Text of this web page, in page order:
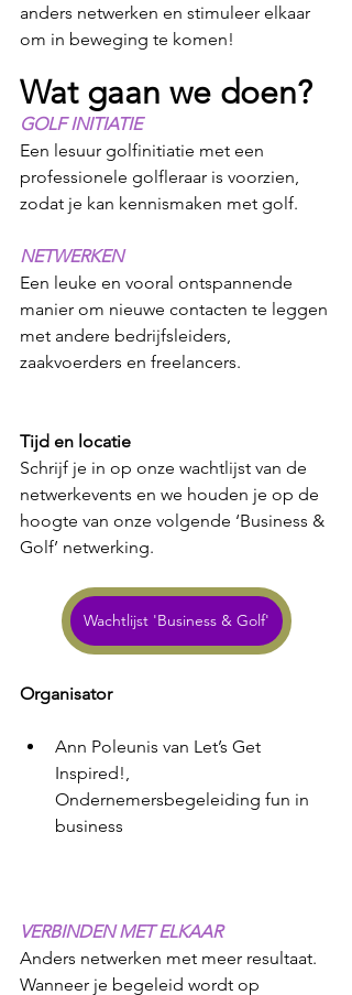
anders netwerken en stimuleer elkaar
om in beweging te komen!
Wat gaan we doen?
GOLF INITIATIE
Een lesuur golfinitiatie met een
professionele golfleraar is voorzien,
zodat je kan kennismaken met golf.
NETWERKEN
Een leuke en vooral ontspannende
manier om nieuwe contacten te leggen
met andere bedrijfsleiders,
zaakvoerders en freelancers.
Tijd en locatie
Schrijf je in op onze wachtlijst van de
netwerkevents en we houden je op de
hoogte van onze volgende ‘Business &
Golf’ netwerking.
Wachtlijst 'Business & Golf'
Organisator
Ann Poleunis van Let’s Get
Inspired!,
Ondernemersbegeleiding fun in
business
VERBINDEN MET ELKAAR
Anders netwerken met meer resultaat.
Wanneer je begeleid wordt op